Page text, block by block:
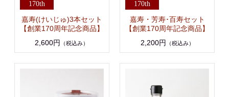
嘉寿(けいじゅ)3本セット
【創業170周年記念商品】
2,600円
（税込み）
嘉寿・芳寿･百寿セット
【創業170周年記念商品】
2,200円 （税込み）